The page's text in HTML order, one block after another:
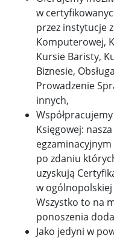
w
przez instytucje
Komputerowej,
Kursie Baristy,
Biznesie,
Prowadzenie
innych,
Księgowej:
po zdaniu
uzyskują
w
Wszystko to na
ponoszenia
Jako jedyni w